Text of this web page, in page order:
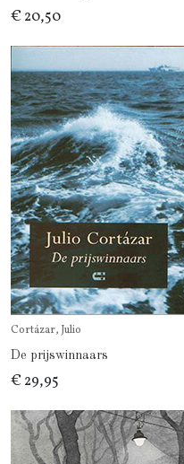
€ 20,50
Cortázar, Julio
De prijswinnaars
€ 29,95